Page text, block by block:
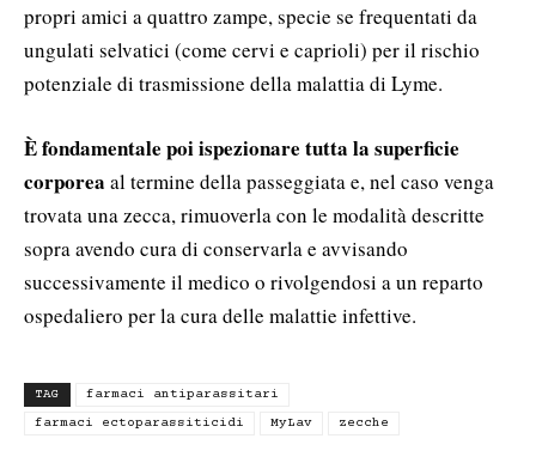
propri amici a quattro zampe, specie se frequentati da
ungulati selvatici (come cervi e caprioli) per il rischio
potenziale di trasmissione della malattia di Lyme.
È fondamentale poi ispezionare tutta la superficie
corporea al termine della passeggiata e, nel caso venga
trovata una zecca, rimuoverla con le modalità descritte
sopra avendo cura di conservarla e avvisando
successivamente il medico o rivolgendosi a un reparto
ospedaliero per la cura delle malattie infettive.
TAG
farmaci antiparassitari
farmaci ectoparassiticidi
MyLav zecche